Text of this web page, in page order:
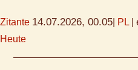
Zitante 14.07.2026, 00.05 PL
Heute